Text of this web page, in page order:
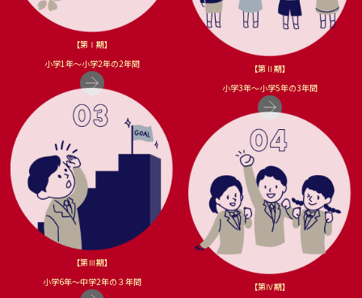
【第Ⅰ期】
小学1年〜小学2年の2年間
【第Ⅱ期】
小学3年〜小学5年の3年間
【第Ⅲ期】
小学6年〜中学2年の３年間
【第Ⅳ期】